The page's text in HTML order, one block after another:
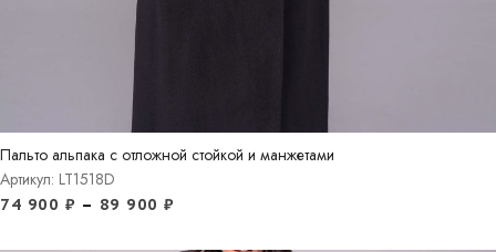
Пальто альпака с отложной стойкой и манжетами
Артикул: LT1518D
74 900 ₽ – 89 900 ₽